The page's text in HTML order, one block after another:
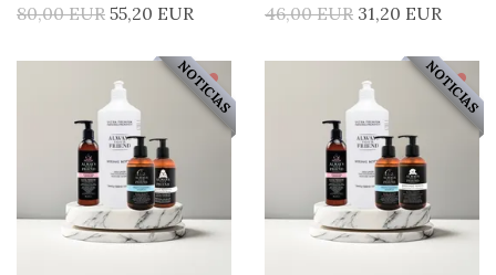
80,00 EUR 55,20 EUR
46,00 EUR 31,20 EUR
NOTICIAS NOTICIAS